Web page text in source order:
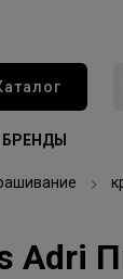
БРЕНДЫ
Adri